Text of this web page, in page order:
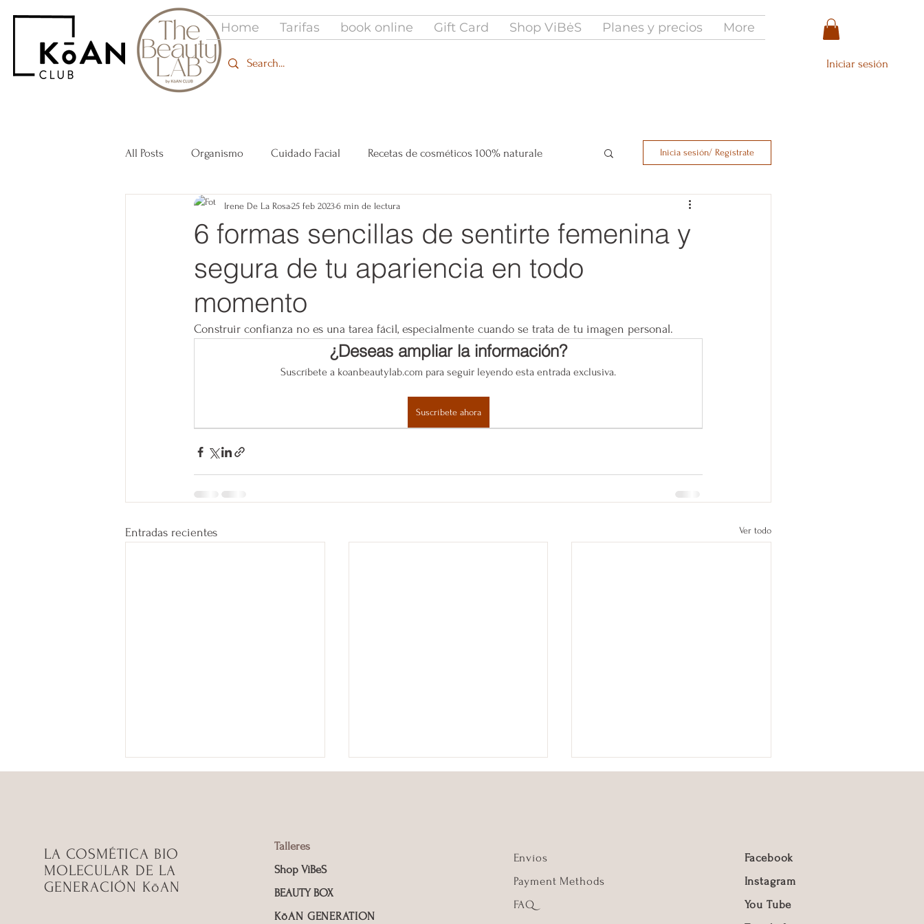
Iniciar sesión
Home Tarifas book online Gift Card Shop ViBėS Planes y precios More
All Posts Organismo Cuidado Facial Recetas de cosméticos 100% naturale
Desarrollo personal Inner Beauty Estilo de vida KōAN TAO ZEN
Inicia sesión/ Regístrate
6 formas sencillas de sentirte femenina y
segura de tu apariencia en todo
momento
Irene De La Rosa25 feb 20236 min de lectura
Construir confianza no es una tarea fácil, especialmente cuando se trata de tu imagen personal.
¿Deseas ampliar la información?
Suscríbete a koanbeautylab.com para seguir leyendo esta entrada exclusiva.
Suscríbete ahora
Entradas recientes Ver todo
Descubre el kōan en
bienestar integral: el beauty
en rituales personalizados
LA COSMÉTICA BIO
MOLECULAR DE LA
GENERACIÓN KōAN
Talleres
Shop ViBeS
BEAUTY BOX
KōAN GENERATION
Envíos
Payment Methods
FAQ
Facebook
Instagram
You Tube